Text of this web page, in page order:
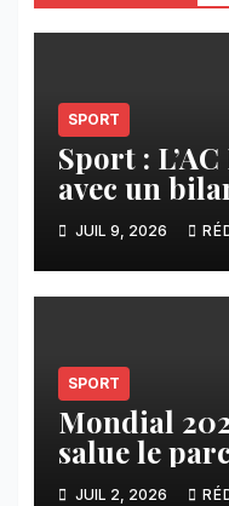
SPORT
Sport :
avec un
ligue 1 pour
2027
JUIL 9, 2026
SPORT
Mondial
salue le
Léopards
JUIL 2, 2026